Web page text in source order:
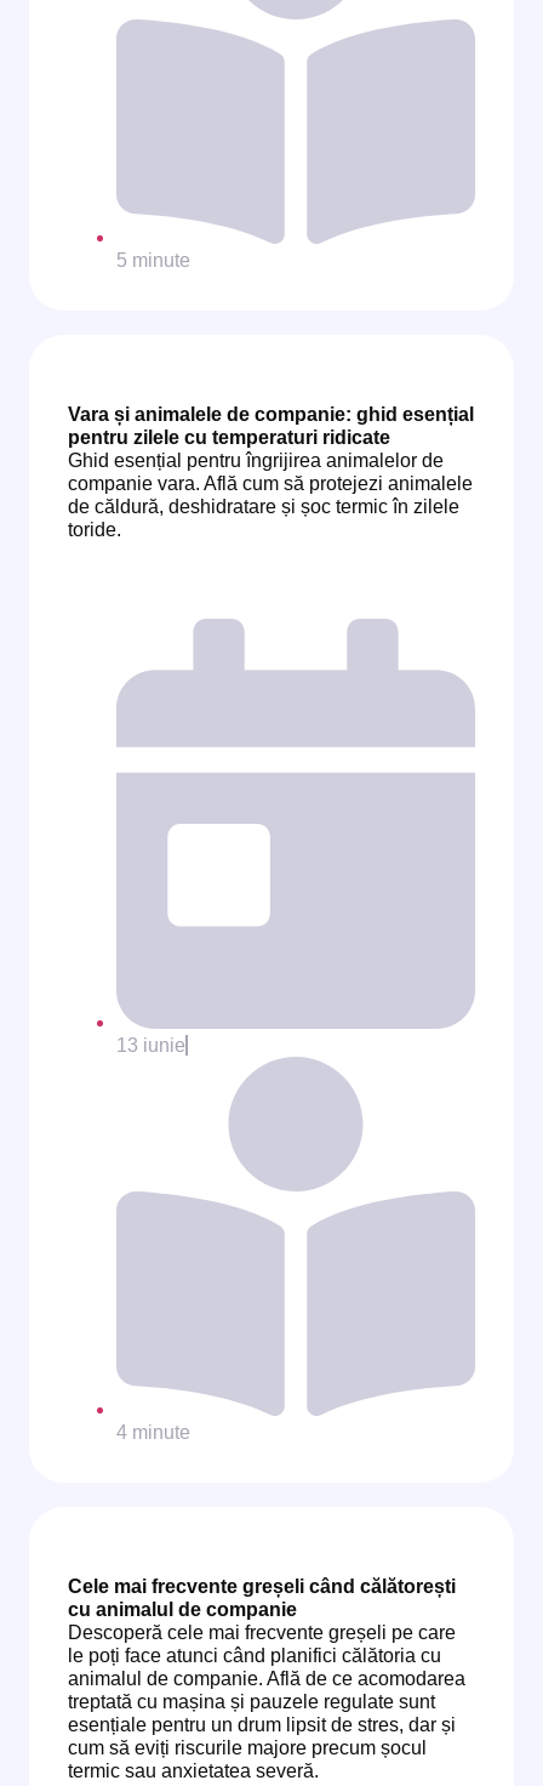
5 minute
Vara și animalele de companie: ghid esențial
pentru zilele cu temperaturi ridicate
Ghid esențial pentru îngrijirea animalelor de
companie vara. Află cum să protejezi animalele
de căldură, deshidratare și șoc termic în zilele
toride.
13 iunie
4 minute
Cele mai frecvente greșeli când călătorești
cu animalul de companie
Descoperă cele mai frecvente greșeli pe care
le poți face atunci când planifici călătoria cu
animalul de companie. Află de ce acomodarea
treptată cu mașina și pauzele regulate sunt
esențiale pentru un drum lipsit de stres, dar și
cum să eviți riscurile majore precum șocul
termic sau anxietatea severă.